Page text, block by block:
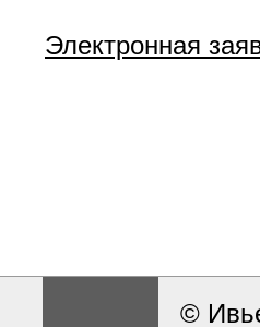
Электронная
©